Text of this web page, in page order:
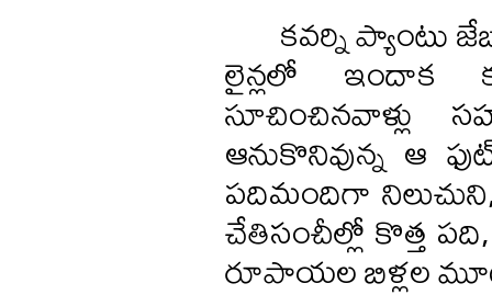
కవర్ని ప్యాంటు
లైన్లలో ఇందాక
సూచించినవాళ్లు
ఆనుకొనివున్న ఆ
పదిమందిగా
చేతిసంచీల్లో కొత్త
రూపాయల బిళ్లల